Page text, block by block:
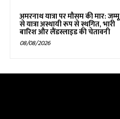
अमरनाथ यात्रा पर मौसम की मार: जम्मू
से यात्रा अस्थायी रूप से स्थगित, भारी
बारिश और लैंडस्लाइड की चेतावनी
08/08/2026